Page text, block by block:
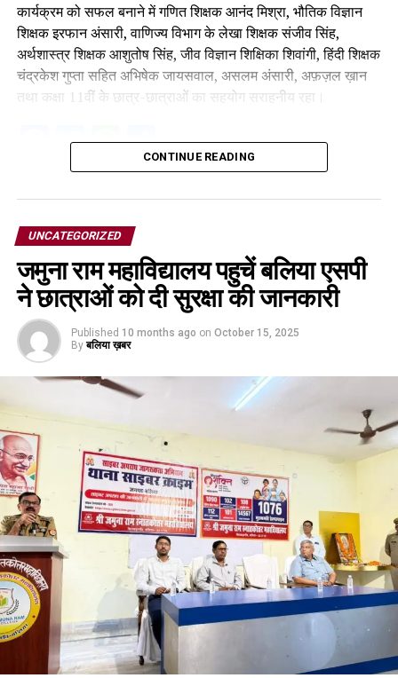
कार्यक्रम को सफल बनाने में गणित शिक्षक आनंद मिश्रा, भौतिक विज्ञान
शिक्षक इरफान अंसारी, वाणिज्य विभाग के लेखा शिक्षक संजीव सिंह,
अर्थशास्त्र शिक्षक आशुतोष सिंह, जीव विज्ञान शिक्षिका शिवांगी, हिंदी शिक्षक
चंद्रकेश गुप्ता सहित अभिषेक जायसवाल, असलम अंसारी, अफ़ज़ल ख़ान
तथा कक्षा 11वीं के छात्र-छात्राओं का सहयोग सराहनीय रहा।
Facebook
Twitter
WhatsApp
Share
CONTINUE READING
UNCATEGORIZED
जमुना राम महाविद्यालय पहुचें बलिया एसपी
ने छात्राओं को दी सुरक्षा की जानकारी
Published 10 months ago on October 15, 2025
By बलिया ख़बर